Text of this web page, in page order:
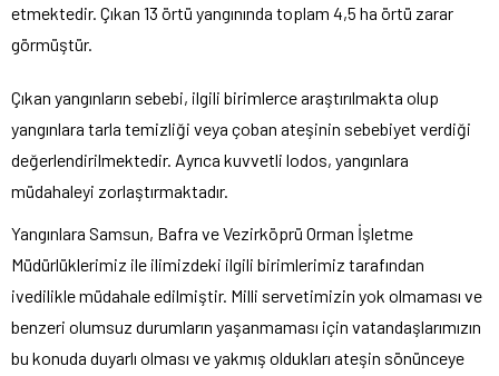
etmektedir. Çıkan 13 örtü yangınında toplam 4,5 ha örtü zarar
görmüştür.
Çıkan yangınların sebebi, ilgili birimlerce araştırılmakta olup
yangınlara tarla temizliği veya çoban ateşinin sebebiyet verdiği
değerlendirilmektedir. Ayrıca kuvvetli lodos, yangınlara
müdahaleyi zorlaştırmaktadır.
Yangınlara Samsun, Bafra ve Vezirköprü Orman İşletme
Müdürlüklerimiz ile ilimizdeki ilgili birimlerimiz tarafından
ivedilikle müdahale edilmiştir. Milli servetimizin yok olmaması ve
benzeri olumsuz durumların yaşanmaması için vatandaşlarımızın
bu konuda duyarlı olması ve yakmış oldukları ateşin sönünceye